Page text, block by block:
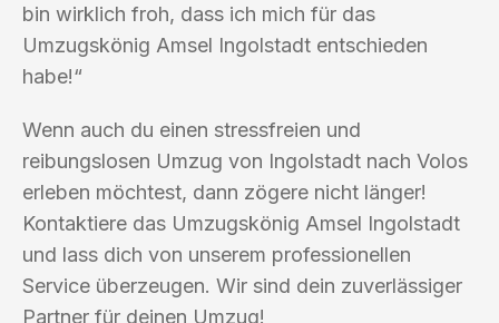
bin wirklich froh, dass ich mich für das
Umzugskönig Amsel Ingolstadt entschieden
habe!“
Wenn auch du einen stressfreien und
reibungslosen Umzug von Ingolstadt nach Volos
erleben möchtest, dann zögere nicht länger!
Kontaktiere das Umzugskönig Amsel Ingolstadt
und lass dich von unserem professionellen
Service überzeugen. Wir sind dein zuverlässiger
Partner für deinen Umzug!